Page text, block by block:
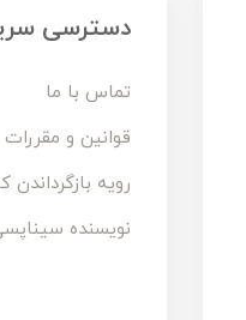
دسترسی
تماس با ما
قوانین و مقررات
رویه بازگرداندن
نویسنده